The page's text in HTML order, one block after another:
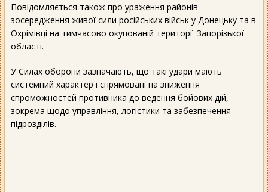
Повідомляється також про ураження районів
зосередження живої сили російських військ у Донецьку та в
Охрімівці на тимчасово окупованій території Запорізької
області.
У Силах оборони зазначають, що такі удари мають
системний характер і спрямовані на зниження
спроможностей противника до ведення бойових дій,
зокрема щодо управління, логістики та забезпечення
підрозділів.